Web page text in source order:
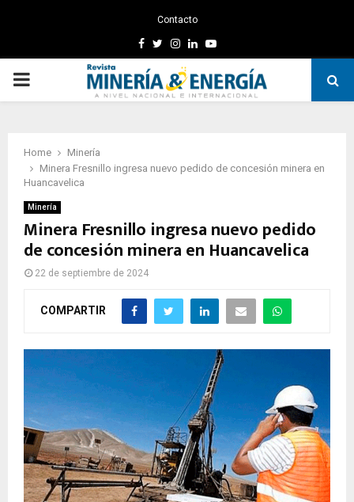
Contacto
Facebook
TwitterInstagram
LinkedinYoutube
PRIMARY
Home
Minería
Minera Fresnillo ingresa nuevo pedido de concesión minera en
Huancavelica
Minería
Minera Fresnillo ingresa nuevo pedido
de concesión minera en Huancavelica
22 de septiembre de 2024
COMPARTIR